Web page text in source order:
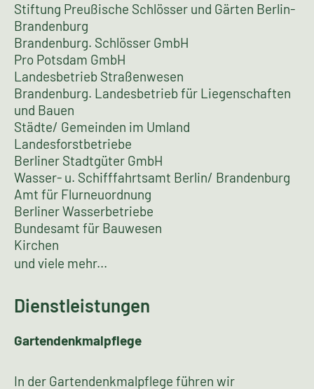
Stiftung Preußische Schlösser und Gärten Berlin-
Brandenburg
Brandenburg. Schlösser GmbH
Pro Potsdam GmbH
Landesbetrieb Straßenwesen
Brandenburg. Landesbetrieb für Liegenschaften
und Bauen
Städte/ Gemeinden im Umland
Landesforstbetriebe
Berliner Stadtgüter GmbH
Wasser- u. Schifffahrtsamt Berlin/ Brandenburg
Amt für Flurneuordnung
Berliner Wasserbetriebe
Bundesamt für Bauwesen
Kirchen
und viele mehr...
Dienstleistungen
Gartendenkmalpflege
In der Gartendenkmalpflege führen wir